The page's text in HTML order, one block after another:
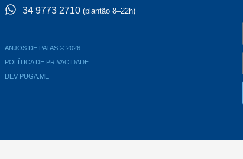
34 9773 2710 (plantão 8–22h)
ANJOS DE PATAS © 2026
POLÍTICA DE PRIVACIDADE
DEV PUGA.ME